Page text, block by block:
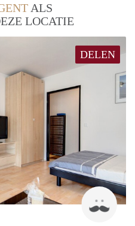
ALS
LOCATIE
DELEN
Pavel